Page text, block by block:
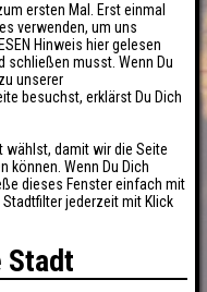
ersten Mal. Erst einmal
verwenden, um uns
Hinweis hier gelesen
schließen musst. Wenn Du
unserer
besuchst, erklärst Du Dich
wählst, damit wir die Seite
können. Wenn Du Dich
dieses Fenster einfach mit
jederzeit mit Klick
Stadt